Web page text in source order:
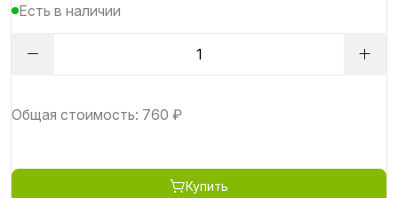
Есть в наличии
Общая стоимость: 760 ₽
Купить